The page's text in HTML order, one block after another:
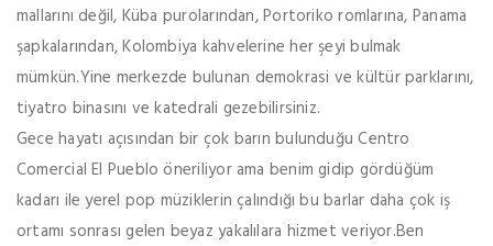
mallarını değil, Küba purolarından, Portoriko romlarına, Panama
şapkalarından, Kolombiya kahvelerine her şeyi bulmak
mümkün.Yine merkezde bulunan demokrasi ve kültür parklarını,
tiyatro binasını ve katedrali gezebilirsiniz.
Gece hayatı açısından bir çok barın bulunduğu Centro
Comercial El Pueblo öneriliyor ama benim gidip gördüğüm
kadarı ile yerel pop müziklerin çalındığı bu barlar daha çok iş
ortamı sonrası gelen beyaz yakalılara hizmet veriyor.Ben